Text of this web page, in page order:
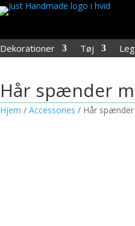
Dekorationer Tøj
Hår spænder
Hjem /Accessories / Hår